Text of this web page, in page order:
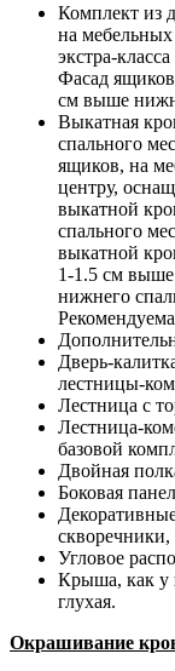
Комплект из
на
экстра-
Фасад ящиков
см выше
Выкатная
спального
ящиков, на
центру,
выкатной
спального
выкатной
1-1.5 см
нижнего
Дверь-
лестницы-
Лестница с
Лестница-
базовой
Двойная
Боковая
Угловое
Крыша, как у
глухая.
Окрашивание